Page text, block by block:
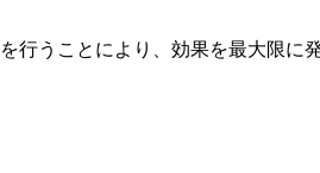
うことにより、効果を最大限に